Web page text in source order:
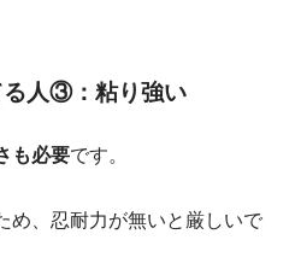
る人③：粘り強い
も必要です。
め、忍耐力が無いと厳しいで